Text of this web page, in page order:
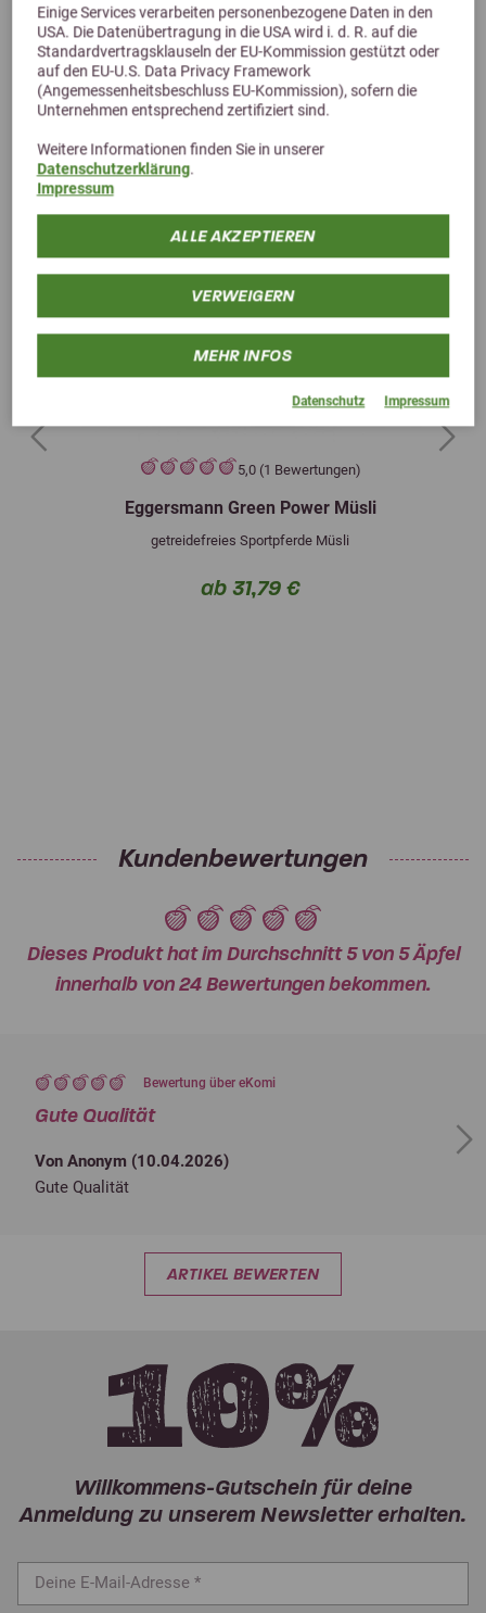
Einige Services verarbeiten personenbezogene Daten in den
USA. Die Datenübertragung in die USA wird i. d. R. auf die
Standardvertragsklauseln der EU-Kommission gestützt oder
auf den EU-U.S. Data Privacy Framework
(Angemessenheitsbeschluss EU-Kommission), sofern die
Unternehmen entsprechend zertifiziert sind.
Weitere Informationen finden Sie in unserer
Datenschutzerklärung.
Impressum
ALLE AKZEPTIEREN
VERWEIGERN
MEHR INFOS
Datenschutz Impressum
5,0 (1 Bewertungen)
Eggersmann Green Power Müsli
getreidefreies Sportpferde Müsli
ab 31,79 €
Previous Next
Kundenbewertungen
Dieses Produkt hat im Durchschnitt 5 von 5 Äpfel
innerhalb von 24 Bewertungen bekommen.
Bewertung über eKomi
Gute Qualität
Von Anonym (10.04.2026)
Gute Qualität
Next
ARTIKEL BEWERTEN
Willkommens-Gutschein für deine
Anmeldung zu unserem Newsletter erhalten.